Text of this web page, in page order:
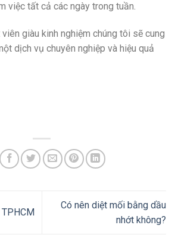
việc tất cả các ngày trong tuần.
giàu kinh nghiệm chúng tôi sẽ cung
dịch vụ chuyên nghiệp và hiệu quả
Có nên diệt mối bằng dầu
nhớt không?